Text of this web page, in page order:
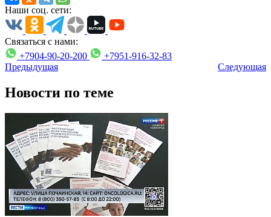
Наши соц. сети:
Связаться с нами:
+7904-90-20-200
+7951-916-32-83
Предыдущая
Следующая
Новости по теме